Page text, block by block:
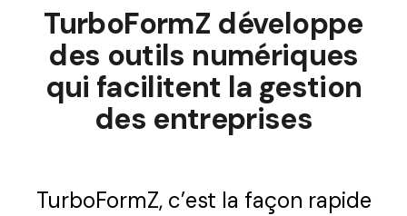
TurboFormZ développe
des outils numériques
qui facilitent la gestion
des entreprises
TurboFormZ, c’est la façon rapide